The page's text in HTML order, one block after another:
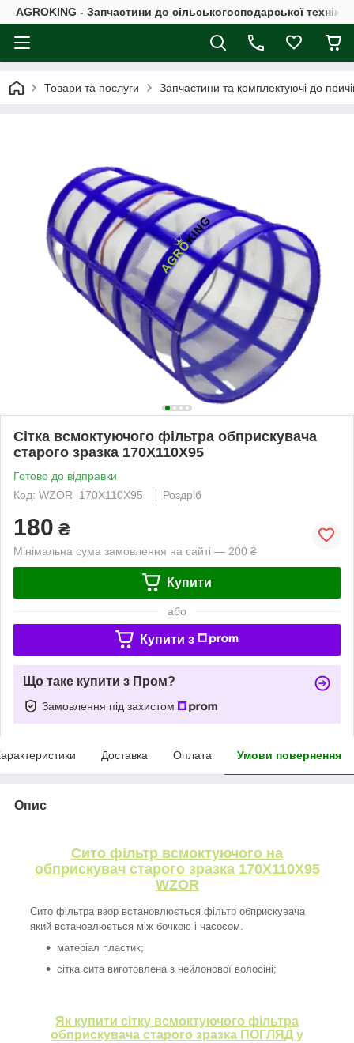
AGROKING - Запчастини до сільськогосподарської
Товари та послуги Запчастини та комплектуючі до
Сітка всмоктуючого фільтра обприскувача
старого зразка 170Х110Х95
Готово до відправки
Код: WZOR_170Х110Х95
Роздріб
180 ₴
Мінімальна сума замовлення на сайті — 200 ₴
Купити
або
Купити з
Що таке купити з Пром?
Замовлення під захистом
Доставка Оплата Умови повернення
Опис
Сито фільтр всмоктуючого на
обприскувач старого зразка 170Х110Х95
WZOR
Сито фільтра взор встановлюється фільтр обприскувача
який встановлюється між бочкою і насосом.
матеріал пластик;
сітка сита виготовлена з нейлонової волосіні;
Як купити сітку всмоктуючого фільтра
обприскувача старого зразка ПОГЛЯД у